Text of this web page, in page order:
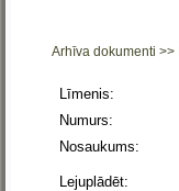
Arhīva dokumenti >>
Līmenis:
Numurs:
Nosaukums:
Lejuplādēt: